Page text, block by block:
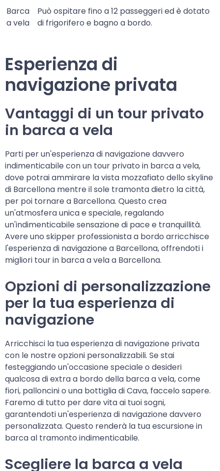
Barca
a vela
Può ospitare fino a 12 passeggeri ed è dotato
di frigorifero e bagno a bordo.
Esperienza di
navigazione privata
Vantaggi di un tour privato
in barca a vela
Parti per un'esperienza di navigazione davvero
indimenticabile con un tour privato in barca a vela,
dove potrai ammirare la vista mozzafiato dello skyline
di Barcellona mentre il sole tramonta dietro la città,
per poi tornare a Barcellona. Questo crea
un'atmosfera unica e speciale, regalando
un'indimenticabile sensazione di pace e tranquillità.
Avere uno skipper professionista a bordo arricchisce
l'esperienza di navigazione a Barcellona, offrendoti i
migliori tour in barca a vela a Barcellona.
Opzioni di personalizzazione
per la tua esperienza di
navigazione
Arricchisci la tua esperienza di navigazione privata
con le nostre opzioni personalizzabili. Se stai
festeggiando un'occasione speciale o desideri
qualcosa di extra a bordo della barca a vela, come
fiori, palloncini o una bottiglia di Cava, faccelo sapere.
Faremo di tutto per dare vita ai tuoi sogni,
garantendoti un'esperienza di navigazione davvero
personalizzata. Questo renderà la tua escursione in
barca al tramonto indimenticabile.
Scegliere la barca a vela